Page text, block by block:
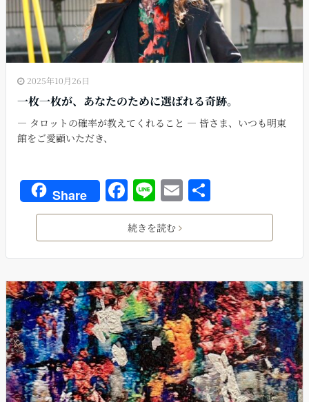
2025年10月26日
一枚一枚が、あなたのために選ばれる奇跡。
― タロットの確率が教えてくれること ― 皆さま、いつも明東
館をご愛顧いただき、
Share F
a
c
e
b
o
o
k
Li
n
e
E
m
ai
l
有
続きを読む